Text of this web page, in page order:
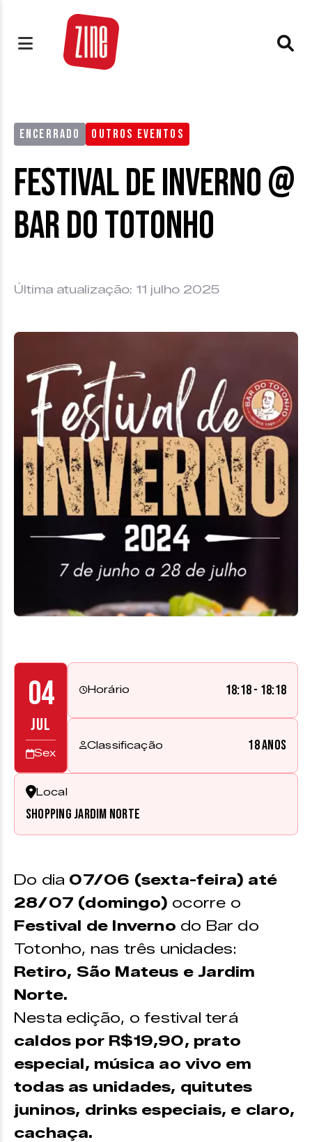
ENCERRADO OUTROS EVENTOS
Festival de Inverno @
Bar do Totonho
Última atualização: 11 julho 2025
04
JUL
Sex
Horário 18:18 - 18:18
Classificação 18 anos
Local
Shopping Jardim Norte
Do dia 07/06 (sexta-feira) até
28/07 (domingo) ocorre o
Festival de Inverno do Bar do
Totonho, nas três unidades:
Retiro, São Mateus e Jardim
Norte.
Nesta edição, o festival terá
caldos por R$19,90, prato
especial, música ao vivo em
todas as unidades, quitutes
juninos, drinks especiais, e claro,
cachaça.